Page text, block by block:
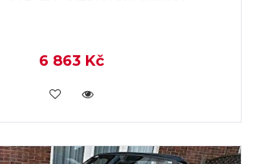
6 863 Kč
KOUPIT